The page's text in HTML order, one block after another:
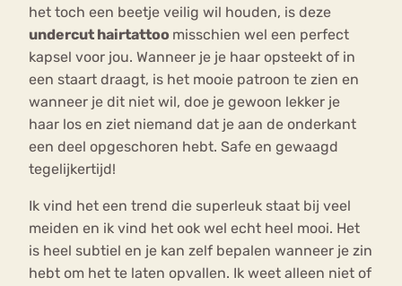
het toch een beetje veilig wil houden, is deze
undercut hairtattoo misschien wel een perfect
kapsel voor jou. Wanneer je je haar opsteekt of in
een staart draagt, is het mooie patroon te zien en
wanneer je dit niet wil, doe je gewoon lekker je
haar los en ziet niemand dat je aan de onderkant
een deel opgeschoren hebt. Safe en gewaagd
tegelijkertijd!
Ik vind het een trend die superleuk staat bij veel
meiden en ik vind het ook wel echt heel mooi. Het
is heel subtiel en je kan zelf bepalen wanneer je zin
hebt om het te laten opvallen. Ik weet alleen niet of